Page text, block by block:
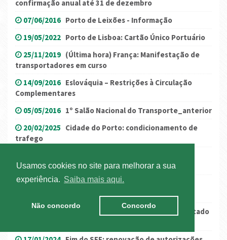
Usamos cookies no site para melhorar a sua
experiência.
Saiba mais aqui.
Não concordo Concordo
confirmação anual até 31 de dezembro
07/06/2016 Porto de Leixões - Informação
19/05/2022 Porto de Lisboa: Cartão Único Portuário
25/11/2019 (Última hora) França: Manifestação de
transportadores em curso
14/09/2016 Eslováquia – Restrições à Circulação
Complementares
05/05/2016 1º Salão Nacional do Transporte_anterior
20/02/2025 Cidade do Porto: condicionamento de
trafego
motoristas
30/04/2025 Portugal/Espanha: derrogação das
normas dos tempos de condução e repouso
13/10/2017 Proposta de Lei do Orçamento do Estado